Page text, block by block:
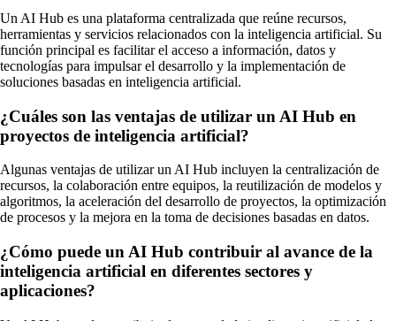
Un AI Hub es una plataforma centralizada que reúne recursos,
herramientas y servicios relacionados con la inteligencia artificial. Su
función principal es facilitar el acceso a información, datos y
tecnologías para impulsar el desarrollo y la implementación de
soluciones basadas en inteligencia artificial.
¿Cuáles son las ventajas de utilizar un AI Hub en
proyectos de inteligencia artificial?
Algunas ventajas de utilizar un AI Hub incluyen la centralización de
recursos, la colaboración entre equipos, la reutilización de modelos y
algoritmos, la aceleración del desarrollo de proyectos, la optimización
de procesos y la mejora en la toma de decisiones basadas en datos.
¿Cómo puede un AI Hub contribuir al avance de la
inteligencia artificial en diferentes sectores y
aplicaciones?